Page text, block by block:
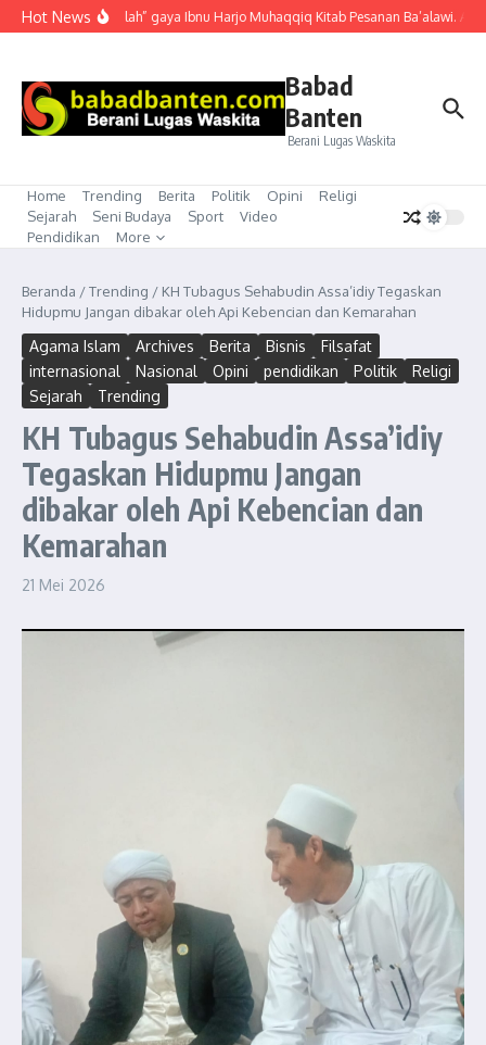
Lewati ke konten
Hot News“Mubahalah” gaya Ibnu Harjo Muhaqqiq Kitab Pesanan Ba’alawi.
Babad
Banten
Berani Lugas Waskita
Home Trending Berita Politik Opini
Religi
Sejarah
Seni Budaya Sport
Video
Pendidikan
More
Beranda /Trending / KH Tubagus Sehabudin Assa’idiy Tegaskan
Hidupmu Jangan dibakar oleh Api Kebencian dan Kemarahan
Agama Islam Archives Berita Bisnis
Filsafat
internasional
Nasional Opini pendidikan Politik
Religi
Sejarah
Trending
KH Tubagus Sehabudin Assa’idiy
Tegaskan Hidupmu Jangan
dibakar oleh Api Kebencian dan
Kemarahan
21 Mei 2026